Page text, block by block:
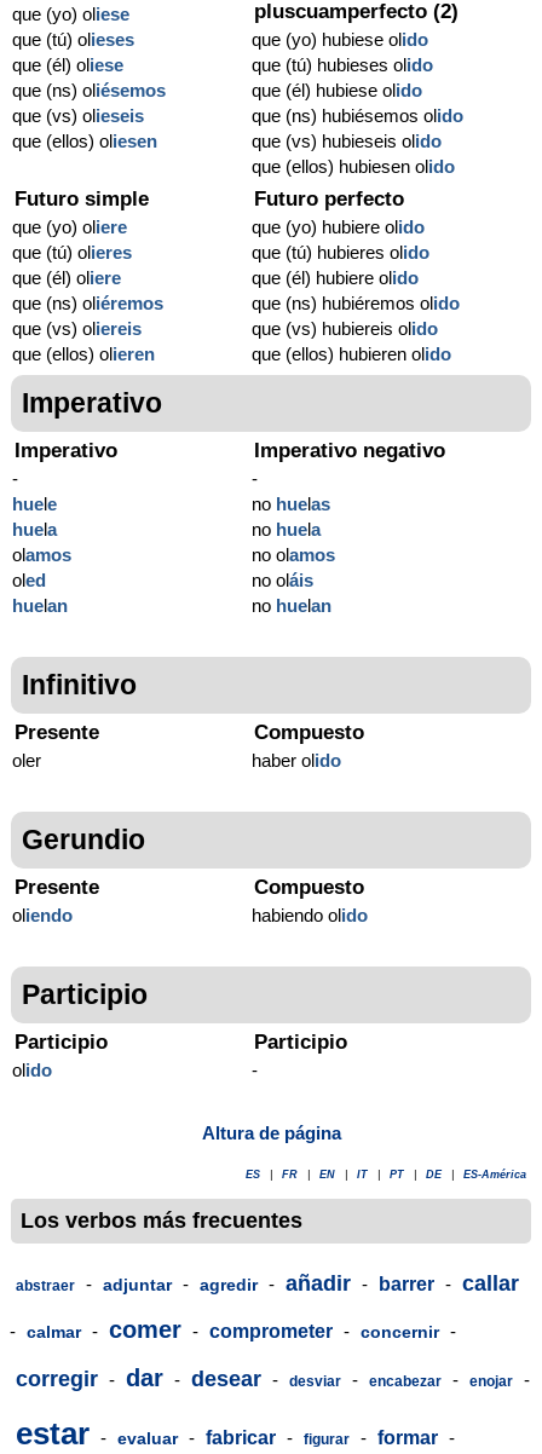
que (yo) oliese
que (tú) olieses
que (él) oliese
que (ns) oliésemos
que (vs) olieseis
que (ellos) oliesen
pluscuamperfecto (2)
que (yo) hubiese olido
que (tú) hubieses olido
que (él) hubiese olido
que (ns) hubiésemos olido
que (vs) hubieseis olido
que (ellos) hubiesen olido
Futuro simple
que (yo) oliere
que (tú) olieres
que (él) oliere
que (ns) oliéremos
que (vs) oliereis
que (ellos) olieren
Futuro perfecto
que (yo) hubiere olido
que (tú) hubieres olido
que (él) hubiere olido
que (ns) hubiéremos olido
que (vs) hubiereis olido
que (ellos) hubieren olido
Imperativo
Imperativo
-
huele
huela
olamos
oled
huelan
Imperativo negativo
-
no huelas
no huela
no olamos
no oláis
no huelan
Infinitivo
Presente
oler
Compuesto
haber olido
Gerundio
Presente
oliendo
Compuesto
habiendo olido
Participio
Participio
olido
Participio
-
Altura de página
ES FR EN IT PT DE ES-América
Los verbos más frecuentes
abstraer - adjuntar - agredir - añadir - barrer - callar
- calmar - comer - comprometer - concernir -
corregir - dar - desear - desviar - encabezar - enojar -
estar - evaluar - fabricar - figurar - formar -